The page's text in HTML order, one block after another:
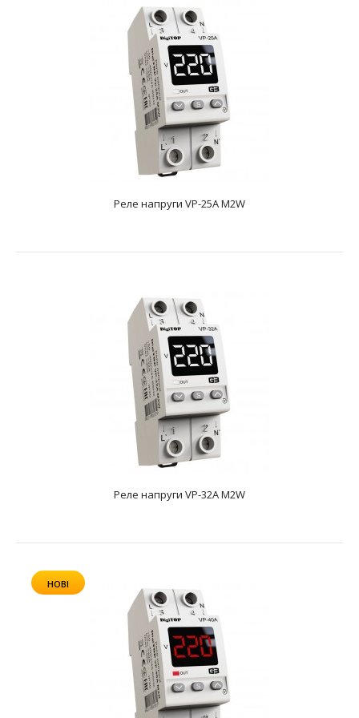
Номінальний струм навантаження25АМаксимальний
допустимий струм навантаження30AВимірювана
напруга50-4..
Реле напруги VP-25A M2W
text_zero
Номінальний струм навантаження25АМаксимальний
допустимий струм навантаження30AВимірювана
Реле напруги VP-25A M2W
Реле напруги VP-32A M2W
НОВІ